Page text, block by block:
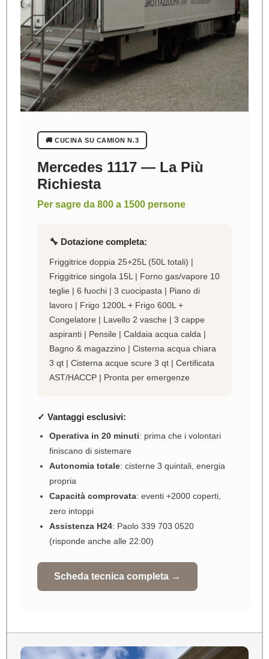
🚚 CUCINA SU CAMION N.3
Mercedes 1117 — La Più
Richiesta
Per sagre da 800 a 1500 persone
🔧 Dotazione completa:
Friggitrice doppia 25+25L (50L totali) |
Friggitrice singola 15L | Forno gas/vapore 10
teglie | 6 fuochi | 3 cuocipasta | Piano di
lavoro | Frigo 1200L + Frigo 600L +
Congelatore | Lavello 2 vasche | 3 cappe
aspiranti | Pensile | Caldaia acqua calda |
Bagno & magazzino | Cisterna acqua chiara
3 qt | Cisterna acque scure 3 qt | Certificata
AST/HACCP | Pronta per emergenze
✓ Vantaggi esclusivi:
Operativa in 20 minuti: prima che i volontari
finiscano di sistemare
Autonomia totale: cisterne 3 quintali, energia
propria
Capacità comprovata: eventi +2000 coperti,
zero intoppi
Assistenza H24: Paolo 339 703 0520
(risponde anche alle 22:00)
Scheda tecnica completa →